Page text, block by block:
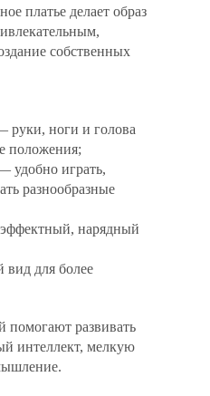
платье делает образ
собственных
руки, ноги и голова
положения;
удобно играть,
разнообразные
нарядный
вид для более
развивать
интеллект, мелкую